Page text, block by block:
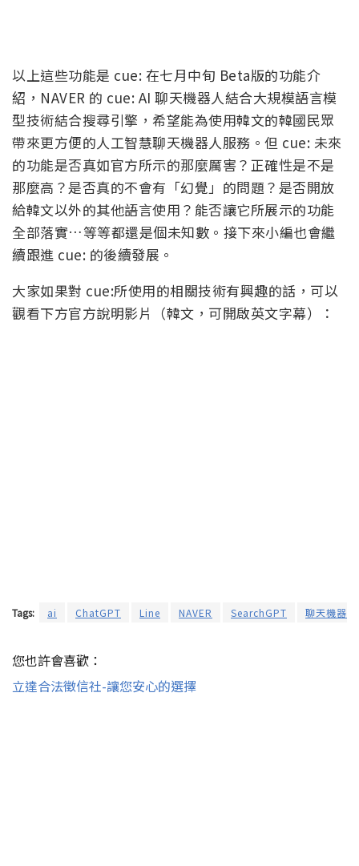
以上這些功能是 cue: 在七月中旬 Beta版的功能介
紹，NAVER 的 cue: AI 聊天機器人結合大規模語言模
型技術結合搜尋引擎，希望能為使用韓文的韓國民眾
帶來更方便的人工智慧聊天機器人服務。但 cue: 未來
的功能是否真如官方所示的那麼厲害？正確性是不是
那麼高？是否真的不會有「幻覺」的問題？是否開放
給韓文以外的其他語言使用？能否讓它所展示的功能
全部落實…等等都還是個未知數。接下來小編也會繼
續跟進 cue: 的後續發展。
大家如果對 cue:所使用的相關技術有興趣的話，可以
觀看下方官方說明影片（韓文，可開啟英文字幕）：
Tags: ai ChatGPT Line NAVER SearchGPT 聊天機器人
您也許會喜歡：
立達合法徵信社-讓您安心的選擇